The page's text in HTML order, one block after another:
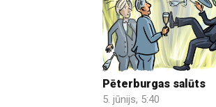
Pēterburgas salūts
5. jūnijs, 5:40